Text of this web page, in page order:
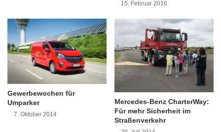
e
s
c
a
g
15. Februar 2016
Gewerbewochen für
Umparker
7. Oktober 2014
Mercedes-Benz CharterWay:
Für mehr Sicherheit im
Straßenverkehr